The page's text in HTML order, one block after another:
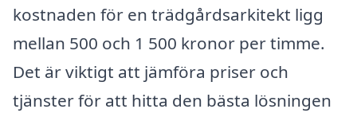
kostnaden för en trädgårdsarkitekt ligg
mellan 500 och 1 500 kronor per timme.
Det är viktigt att jämföra priser och
tjänster för att hitta den bästa lösningen